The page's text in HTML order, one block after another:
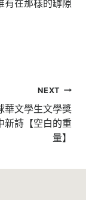
有在那樣的罅隙
NEXT
華文學生文學獎
新詩【空白的重
量】